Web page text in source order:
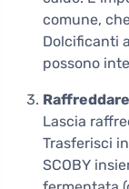
comune,
Dolcificanti
possono
Lascia
Trasferisci
SCOBY